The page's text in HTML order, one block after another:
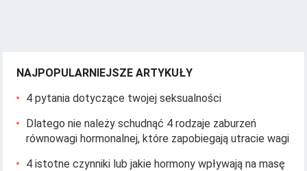
NAJPOPULARNIEJSZE ARTYKUŁY
4 pytania dotyczące twojej seksualności
Dlatego nie należy schudnąć 4 rodzaje zaburzeń
równowagi hormonalnej, które zapobiegają utracie wagi
4 istotne czynniki lub jakie hormony wpływają na masę